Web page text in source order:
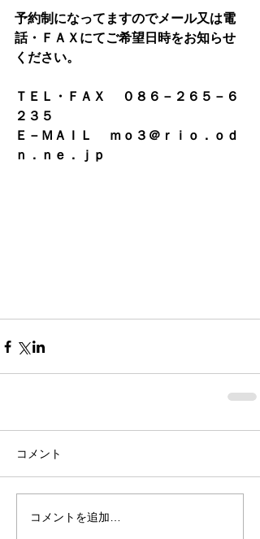
予約制になってますのでメール又は電
話・ＦＡＸにてご希望日時をお知らせ
ください。
ＴＥＬ・ＦＡＸ 　０８６－２６５－６
２３５
Ｅ－ＭＡＩＬ 　ｍｏ３＠ｒｉｏ．ｏｄ
ｎ．ｎｅ．ｊｐ
コメント
コメントを追加…